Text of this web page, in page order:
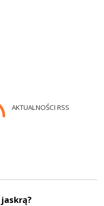
AKTUALNOŚCI RSS
jaskrą?